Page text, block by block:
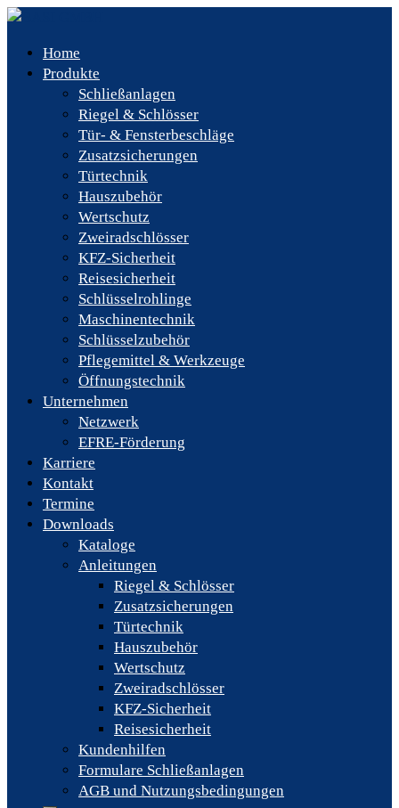
Home
Produkte
Schließanlagen
Riegel & Schlösser
Tür- & Fensterbeschläge
Zusatzsicherungen
Türtechnik
Hauszubehör
Wertschutz
Zweiradschlösser
KFZ-Sicherheit
Reisesicherheit
Schlüsselrohlinge
Maschinentechnik
Schlüsselzubehör
Pflegemittel & Werkzeuge
Öffnungstechnik
Unternehmen
Netzwerk
EFRE-Förderung
Karriere
Kontakt
Termine
Downloads
Kataloge
Anleitungen
Riegel & Schlösser
Zusatzsicherungen
Türtechnik
Hauszubehör
Wertschutz
Zweiradschlösser
KFZ-Sicherheit
Reisesicherheit
Kundenhilfen
Formulare Schließanlagen
AGB und Nutzungsbedingungen